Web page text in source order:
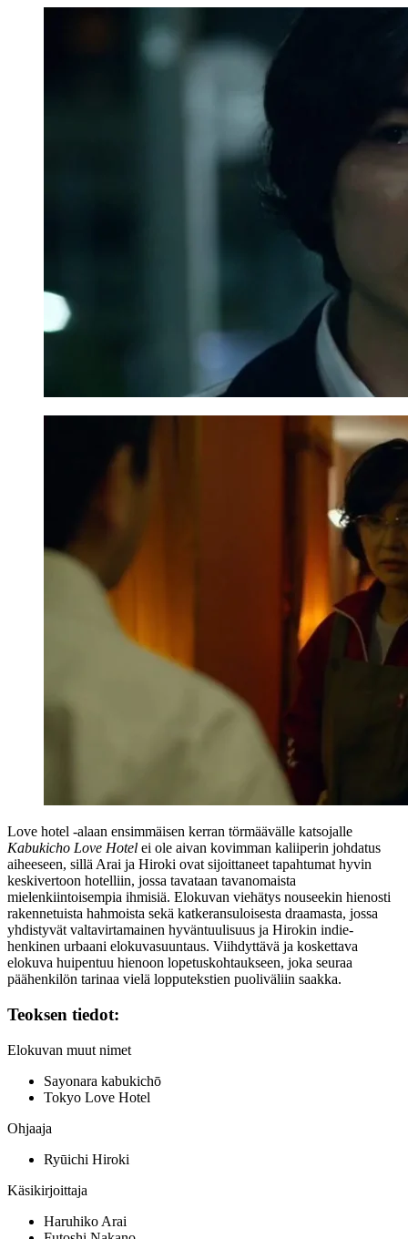
Love hotel ‑alaan ensimmäisen kerran törmäävälle katsojalle
Kabukicho Love Hotel ei ole aivan kovimman kaliiperin johdatus
aiheeseen, sillä Arai ja Hiroki ovat sijoittaneet tapahtumat hyvin
keskivertoon hotelliin, jossa tavataan tavanomaista
mielenkiintoisempia ihmisiä. Elokuvan viehätys nouseekin hienosti
rakennetuista hahmoista sekä katkeransuloisesta draamasta, jossa
yhdistyvät valtavirtamainen hyväntuulisuus ja Hirokin indie-
henkinen urbaani elokuvasuuntaus. Viihdyttävä ja koskettava
elokuva huipentuu hienoon lopetuskohtaukseen, joka seuraa
päähenkilön tarinaa vielä lopputekstien puoliväliin saakka.
Teoksen tiedot:
Elokuvan muut nimet
Sayonara kabukichō
Tokyo Love Hotel
Ohjaaja
Ryūichi Hiroki
Käsikirjoittaja
Haruhiko Arai